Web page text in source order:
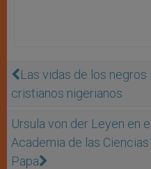
Las vidas de los
cristianos nigerianos
Ursula von der Leyen en
Academia de las
Papa